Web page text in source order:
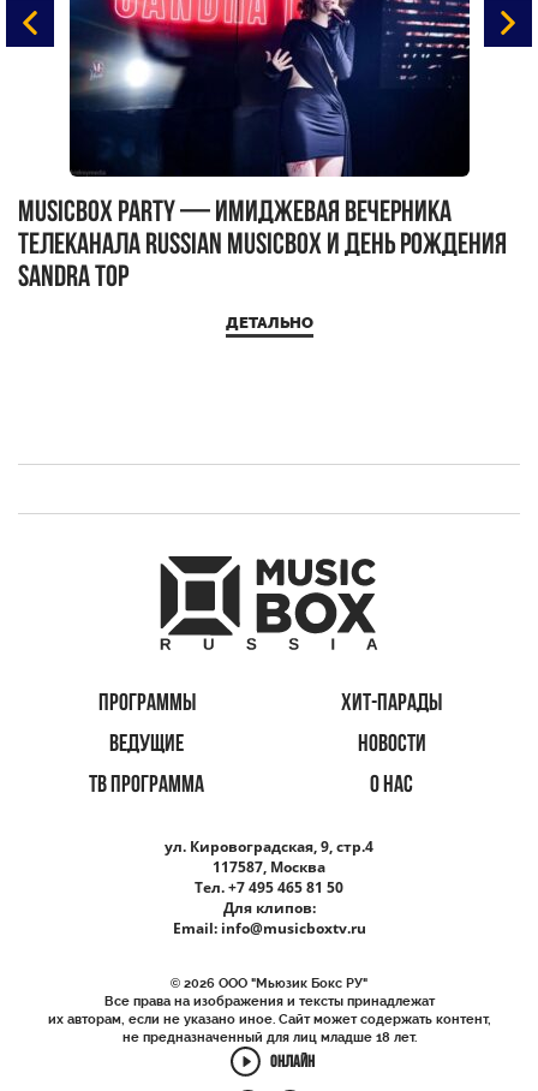
MUSICBOX PARTY — имиджевая вечерника
телеканала RUSSIAN MUSICBOX и день рождения
Sandra Top
ДЕТАЛЬНО
ПРОГРАММЫ
ХИТ-ПАРАДЫ
ВЕДУЩИЕ
НОВОСТИ
ТВ ПРОГРАММА
О НАС
ул. Кировоградская, 9, стр.4
117587, Москва
Тел. +7 495 465 81 50
Для клипов:
Email: info@musicboxtv.ru
© 2026 ООО "Мьюзик Бокс РУ"
Все права на изображения и тексты принадлежат
их авторам, если не указано иное. Сайт может содержать контент,
не предназначенный для лиц младше 18 лет.
ОНЛАЙН